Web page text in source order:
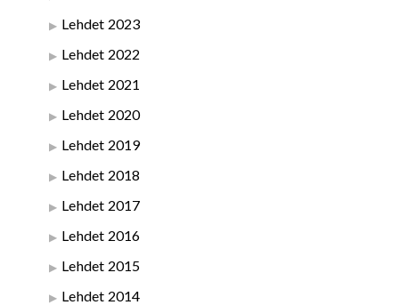
Lehdet 2023
Lehdet 2022
Lehdet 2021
Lehdet 2020
Lehdet 2019
Lehdet 2018
Lehdet 2017
Lehdet 2016
Lehdet 2015
Lehdet 2014